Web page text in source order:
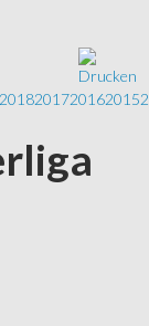
2018201720162015